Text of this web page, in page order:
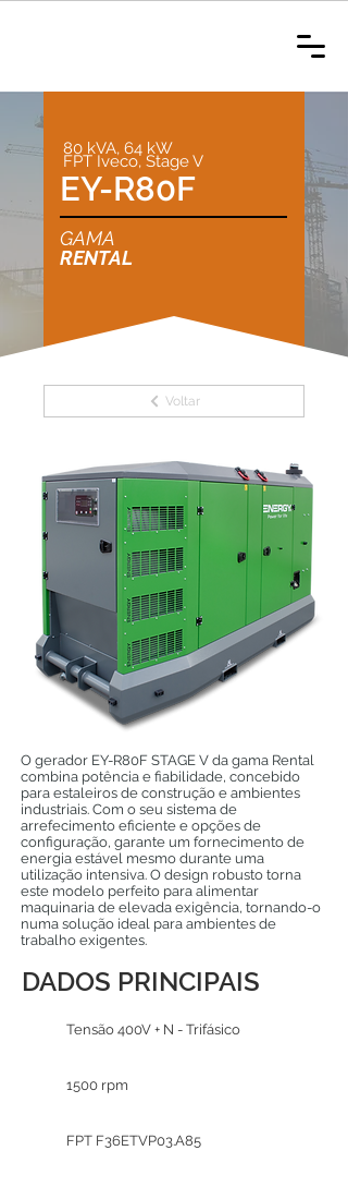
80 kVA, 64 kW
FPT Iveco, Stage V
EY-R80F
GAMA
RENTAL
Voltar
O gerador EY-R80F STAGE V da gama Rental
combina potência e fiabilidade, concebido
para estaleiros de construção e ambientes
industriais. Com o seu sistema de
arrefecimento eficiente e opções de
configuração, garante um fornecimento de
energia estável mesmo durante uma
utilização intensiva. O design robusto torna
este modelo perfeito para alimentar
maquinaria de elevada exigência, tornando-o
numa solução ideal para ambientes de
trabalho exigentes.
DADOS PRINCIPAIS
Tensão 400V + N - Trifásico
1500 rpm
FPT F36ETVP03.A85